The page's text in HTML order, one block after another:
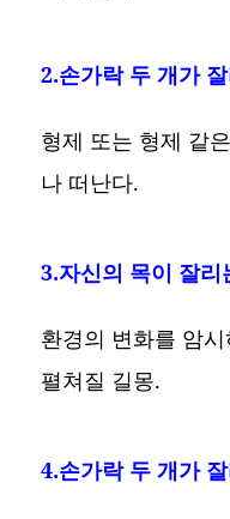
2.손가락 두 개가
형제 또는 형제 같
나 떠난다.
3.자신의 목이 잘리
환경의 변화를 암
펼쳐질 길몽.
4.손가락 두 개가